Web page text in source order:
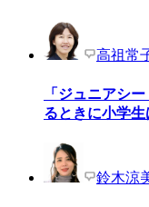
高祖常
「ジュニアシ
るときに小学生
鈴木涼